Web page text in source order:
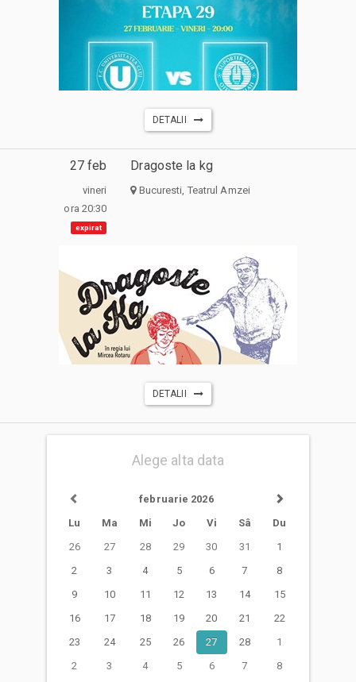
DETALII
27 feb
vineri
ora 20:30
expirat
Dragoste la kg
Bucuresti, Teatrul Amzei
DETALII
Alege alta data
februarie 2026
Lu
Ma Mi Jo Vi Sâ
Du
26
27 28 29 30 31
1
2
3 4 5 6 7
8
9
10 11 12 13 14
15
16
17 18 19 20 21
22
23
24 25 26 27 28
1
2
3 4 5 6 7 8